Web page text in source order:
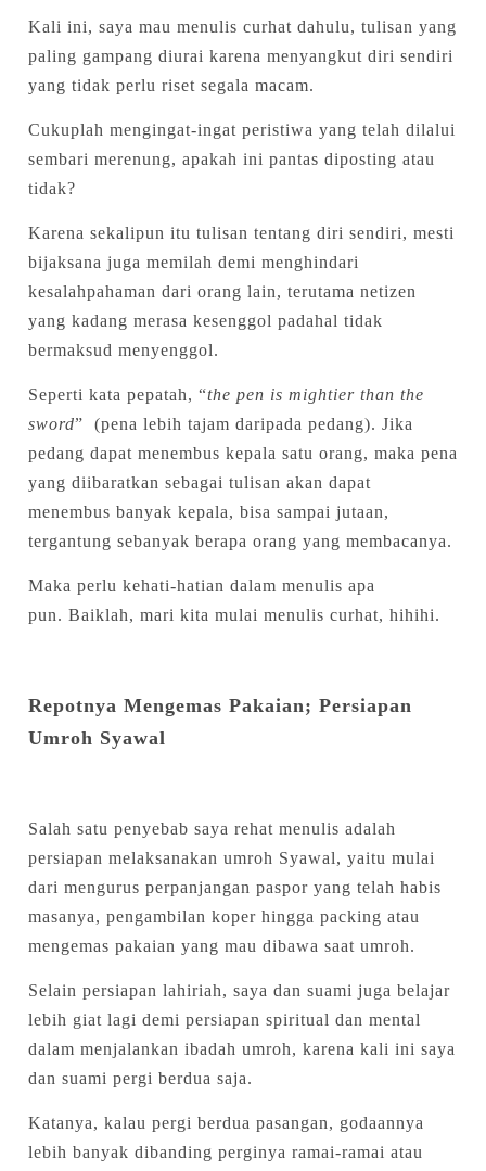
Kali ini, saya mau menulis curhat dahulu, tulisan yang
paling gampang diurai karena menyangkut diri sendiri
yang tidak perlu riset segala macam.
Cukuplah mengingat-ingat peristiwa yang telah dilalui
sembari merenung, apakah ini pantas diposting atau
tidak?
Karena sekalipun itu tulisan tentang diri sendiri, mesti
bijaksana juga memilah demi menghindari
kesalahpahaman dari orang lain, terutama netizen
yang kadang merasa kesenggol padahal tidak
bermaksud menyenggol.
Seperti kata pepatah, “the pen is mightier than the
sword” (pena lebih tajam daripada pedang). Jika
pedang dapat menembus kepala satu orang, maka pena
yang diibaratkan sebagai tulisan akan dapat
menembus banyak kepala, bisa sampai jutaan,
tergantung sebanyak berapa orang yang membacanya.
Maka perlu kehati-hatian dalam menulis apa
pun. Baiklah, mari kita mulai menulis curhat, hihihi.
Repotnya Mengemas Pakaian; Persiapan
Umroh Syawal
Salah satu penyebab saya rehat menulis adalah
persiapan melaksanakan umroh Syawal, yaitu mulai
dari mengurus perpanjangan paspor yang telah habis
masanya, pengambilan koper hingga packing atau
mengemas pakaian yang mau dibawa saat umroh.
Selain persiapan lahiriah, saya dan suami juga belajar
lebih giat lagi demi persiapan spiritual dan mental
dalam menjalankan ibadah umroh, karena kali ini saya
dan suami pergi berdua saja.
Katanya, kalau pergi berdua pasangan, godaannya
lebih banyak dibanding perginya ramai-ramai atau